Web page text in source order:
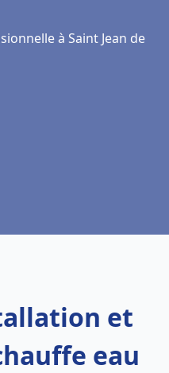
à Saint Jean de
et
eau